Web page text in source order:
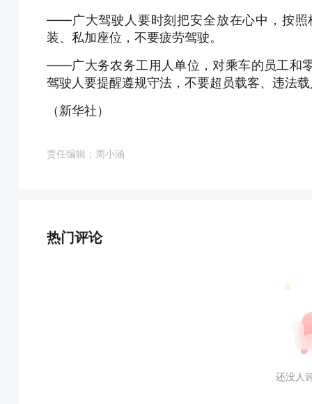
——广大驾驶人要时刻把安全放在心中，按照
装、私加座位，不要疲劳驾驶。
——广大务农务工用人单位，对乘车的员工和
驾驶人要提醒遵规守法，不要超员载客、违法
（新华社）
责任编辑：周小涵
热门评论
还没人